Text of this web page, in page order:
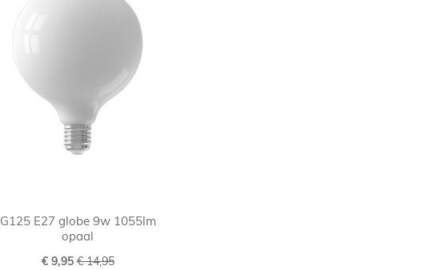
G125 E27 globe 9w 1055lm
opaal
Speciale
€ 9,95 € 14,95